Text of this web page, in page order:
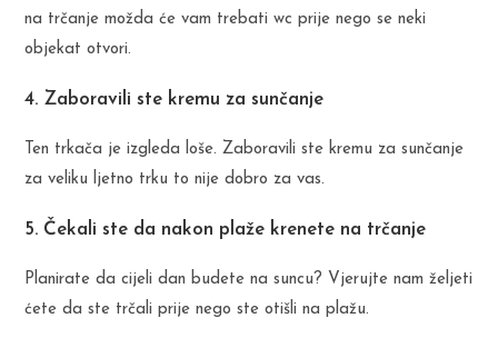
na trčanje možda će vam trebati wc prije nego se neki
objekat otvori.
4. Zaboravili ste kremu za sunčanje
Ten trkača je izgleda loše. Zaboravili ste kremu za sunčanje
za veliku ljetno trku to nije dobro za vas.
5. Čekali ste da nakon plaže krenete na trčanje
Planirate da cijeli dan budete na suncu? Vjerujte nam željeti
ćete da ste trčali prije nego ste otišli na plažu.